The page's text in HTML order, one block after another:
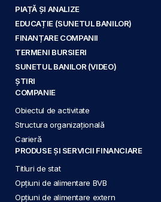
PIAȚĂ ȘI ANALIZE
EDUCAȚIE (SUNETUL BANILOR)
FINANȚARE COMPANII
TERMENI BURSIERI
SUNETUL BANILOR (VIDEO)
ȘTIRI
COMPANIE
Obiectul de activitate
Structura organizațională
Carieră
PRODUSE ȘI SERVICII FINANCIARE
Titluri de stat
Opțiuni de alimentare BVB
Opțiuni de alimentare extern